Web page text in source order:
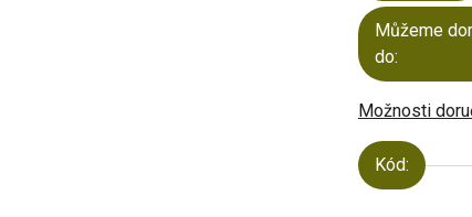
Můžeme
do:
Možnosti
Kód: